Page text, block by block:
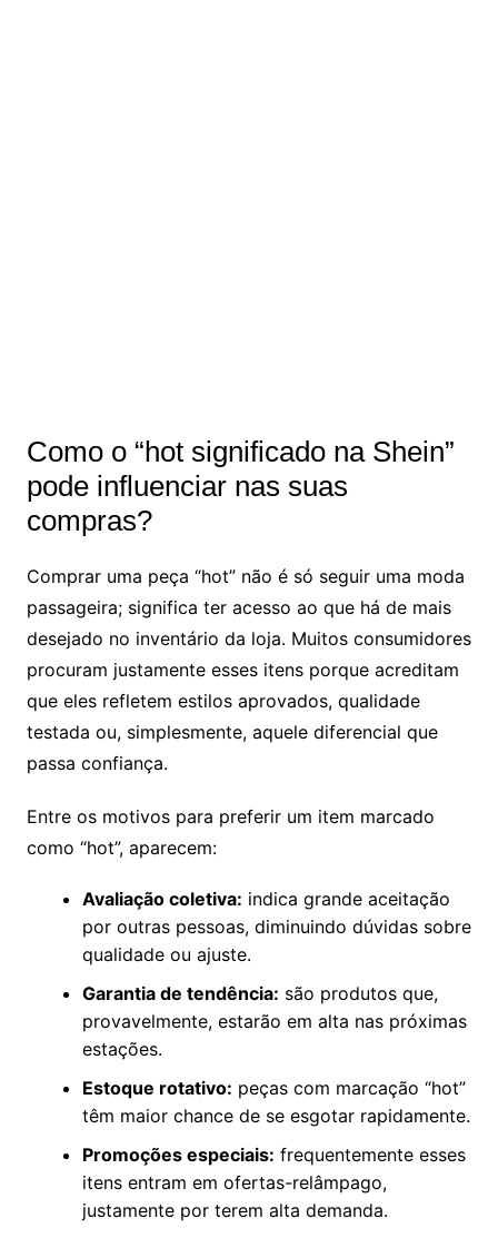
Como o “hot significado na Shein”
pode influenciar nas suas
compras?
Comprar uma peça “hot” não é só seguir uma moda
passageira; significa ter acesso ao que há de mais
desejado no inventário da loja. Muitos consumidores
procuram justamente esses itens porque acreditam
que eles refletem estilos aprovados, qualidade
testada ou, simplesmente, aquele diferencial que
passa confiança.
Entre os motivos para preferir um item marcado
como “hot”, aparecem:
Avaliação coletiva: indica grande aceitação
por outras pessoas, diminuindo dúvidas sobre
qualidade ou ajuste.
Garantia de tendência: são produtos que,
provavelmente, estarão em alta nas próximas
estações.
Estoque rotativo: peças com marcação “hot”
têm maior chance de se esgotar rapidamente.
Promoções especiais: frequentemente esses
itens entram em ofertas-relâmpago,
justamente por terem alta demanda.